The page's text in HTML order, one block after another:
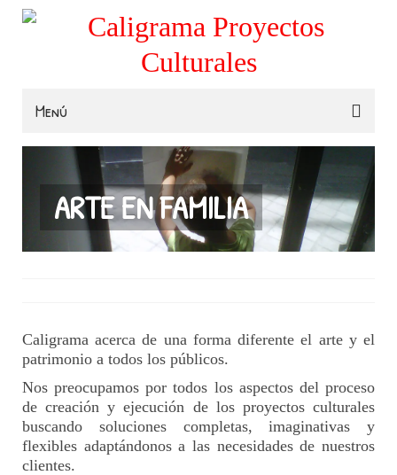
Menú
Familias
Colegios
Museos e Instituciones
ARTE EN FAMILIA
Caligrama acerca de una forma diferente el arte y el
patrimonio a todos los públicos.
Nos preocupamos por todos los aspectos del proceso
de creación y ejecución de los proyectos culturales
buscando soluciones completas, imaginativas y
flexibles adaptándonos a las necesidades de nuestros
clientes.